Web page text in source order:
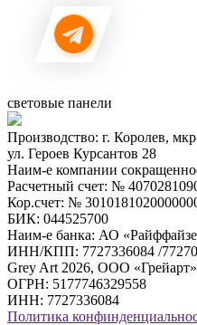
световые панели
Производство: г. Королев,
ул. Героев Курсантов 28
Наим-е компании
Расчетный счет: №
Кор.счет: №
БИК: 044525700
Наим-е банка: АО
ИНН/КПП: 7727336084 /
Grey Art 2026, ООО «Грейарт»
ОГРН: 5177746329558
ИНН: 7727336084
Политика